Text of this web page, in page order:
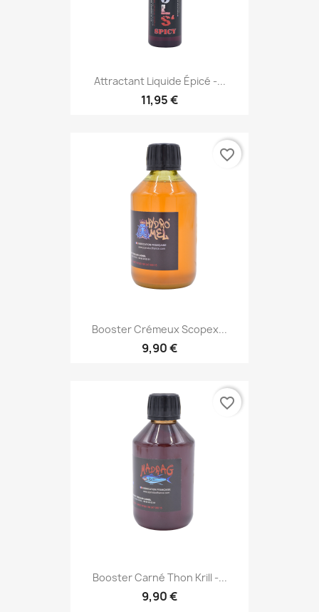
Attractant Liquide Épicé -...
11,95 €
Booster Crémeux Scopex...
9,90 €
favorite_border
Booster Carné Thon Krill -...
9,90 €
favorite_border